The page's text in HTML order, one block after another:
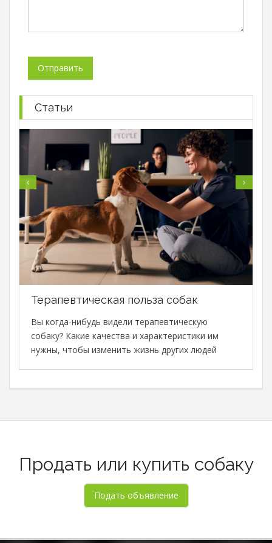
Статьи
Терапевтическая польза собак
Вы когда-нибудь видели терапевтическую
собаку? Какие качества и характеристики им
нужны, чтобы изменить жизнь других людей
Продать или купить собаку